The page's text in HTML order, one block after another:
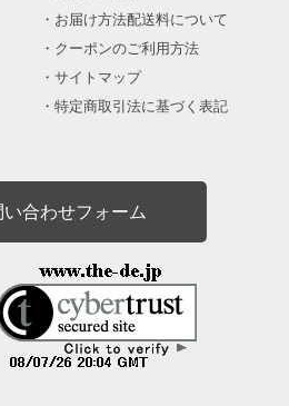
お届け方法配送料について
クーポンのご利用方法
サイトマップ
特定商取引法に基づく表記
い合わせフォーム